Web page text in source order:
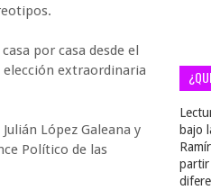
por casa desde el
elección extraordinaria
López Galeana y
Político de las
bajo
partir